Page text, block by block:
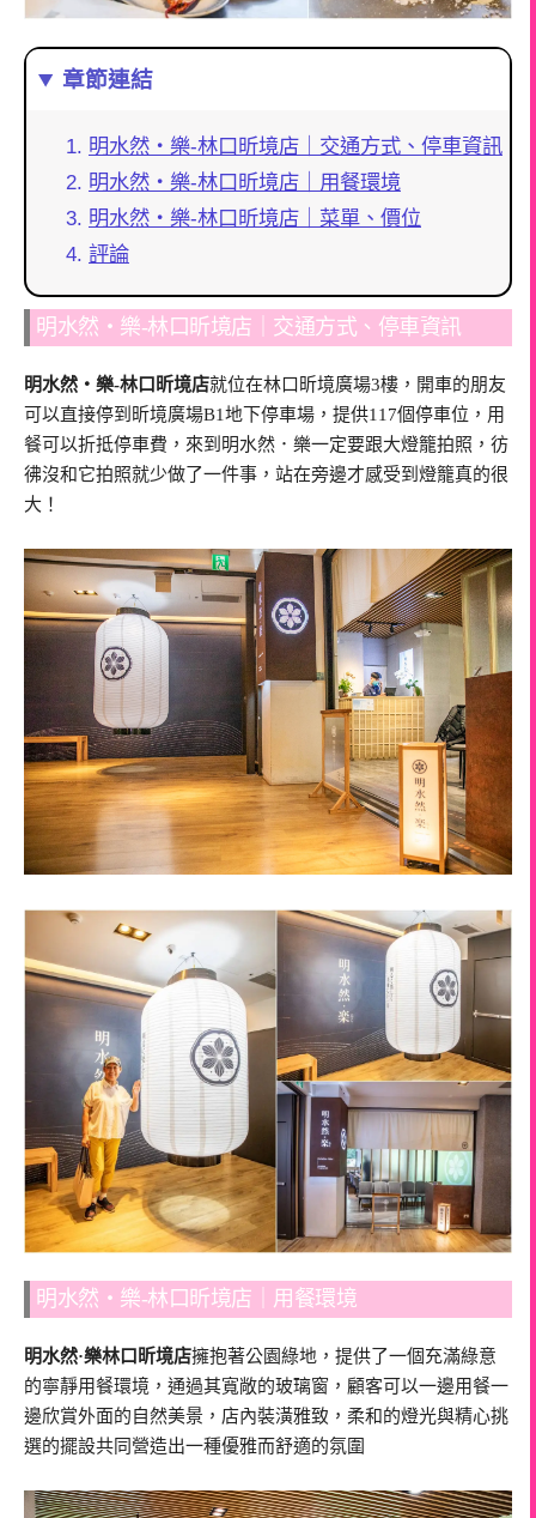
章節連結
明水然・樂-林口昕境店｜交通方式、停車資訊
明水然・樂-林口昕境店｜用餐環境
明水然・樂-林口昕境店｜菜單、價位
評論
明水然・樂-林口昕境店｜交通方式、停車資訊
明水然・樂-林口昕境店就位在林口昕境廣場3樓，開車的朋友
可以直接停到昕境廣場B1地下停車場，提供117個停車位，用
餐可以折抵停車費，來到明水然．樂一定要跟大燈籠拍照，彷
彿沒和它拍照就少做了一件事，站在旁邊才感受到燈籠真的很
大！
明水然・樂-林口昕境店｜用餐環境
明水然·樂林口昕境店擁抱著公園綠地，提供了一個充滿綠意
的寧靜用餐環境，通過其寬敞的玻璃窗，顧客可以一邊用餐一
邊欣賞外面的自然美景，店內裝潢雅致，柔和的燈光與精心挑
選的擺設共同營造出一種優雅而舒適的氛圍